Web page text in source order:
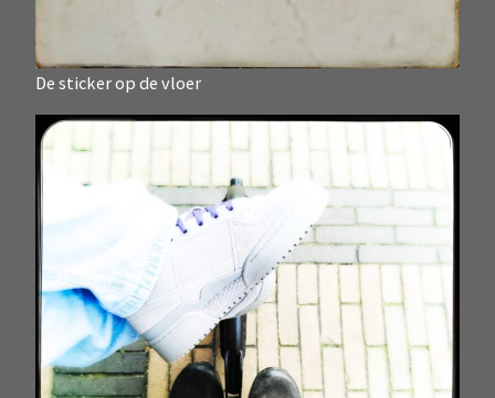
De sticker op de vloer